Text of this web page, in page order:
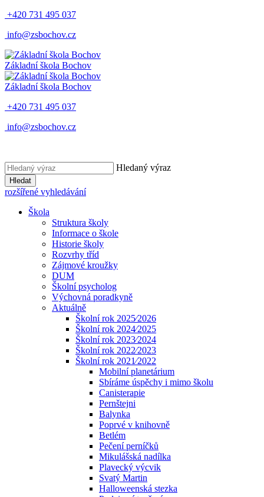
+420 731 495 037
info@zsbochov.cz
Základní škola Bochov
Základní škola Bochov
+420 731 495 037
info@zsbochov.cz
Hledaný výraz
Hledat
rozšířené vyhledávání
Škola
Struktura školy
Informace o škole
Historie školy
Rozvrhy tříd
Zájmové kroužky
DUM
Školní psycholog
Výchovná poradkyně
Aktuálně
Školní rok 2025⁄2026
Školní rok 2024⁄2025
Školní rok 2023⁄2024
Školní rok 2022⁄2023
Školní rok 2021⁄2022
Mobilní planetárium
Sbíráme úspěchy i mimo školu
Canisterapie
Pernštejni
Balynka
Poprvé v knihovně
Betlém
Pečení perníčků
Mikulášská nadílka
Plavecký výcvik
Svatý Martin
Halloweenská stezka